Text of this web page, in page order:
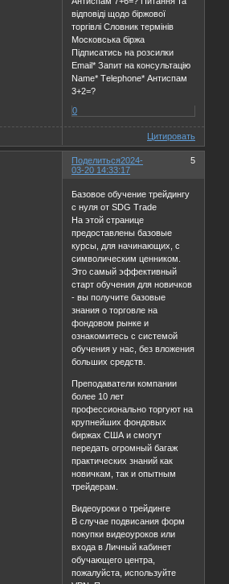
відповіді щодо біржової
торгівлі Словник термінів
Московська біржа
Підписатись на розсилки
Email* Запит на консультацію
Name* Тelephone* Антиспам
3+2=?
0
Цитировать
Поделиться 5
2024-
03-20 14:33:17
Базовое обучение трейдингу
с нуля от SDG Trade
На этой странице
предоставлены базовые
курсы, для начинающих, с
символическим ценником.
Это самый эффективный
старт обучения для новичков
- вы получите базовые
знания о торговле на
фондовом рынке и
ознакомитесь с системой
обучения у нас, без вложения
больших средств.
Преподаватели компании
более 10 лет
профессионально торгуют на
крупнейших фондовых
биржах США и смогут
передать огромный багаж
практических знаний как
новичкам, так и опытным
трейдерам.
Видеоуроки о трейдинге
В случае подвисания форм
покупки видеоуроков или
входа в Личный кабинет
обучающего центра,
пожалуйста, используйте